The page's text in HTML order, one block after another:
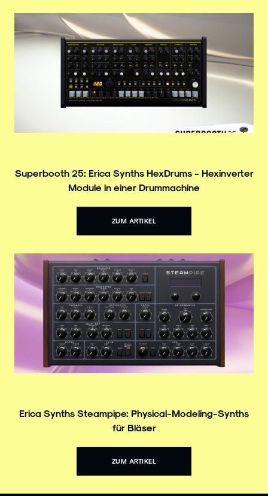
Superbooth 25: Erica Synths HexDrums - Hexinverter
Module in einer Drummachine
ZUM ARTIKEL
Erica Synths Steampipe: Physical-Modeling-Synths
für Bläser
ZUM ARTIKEL